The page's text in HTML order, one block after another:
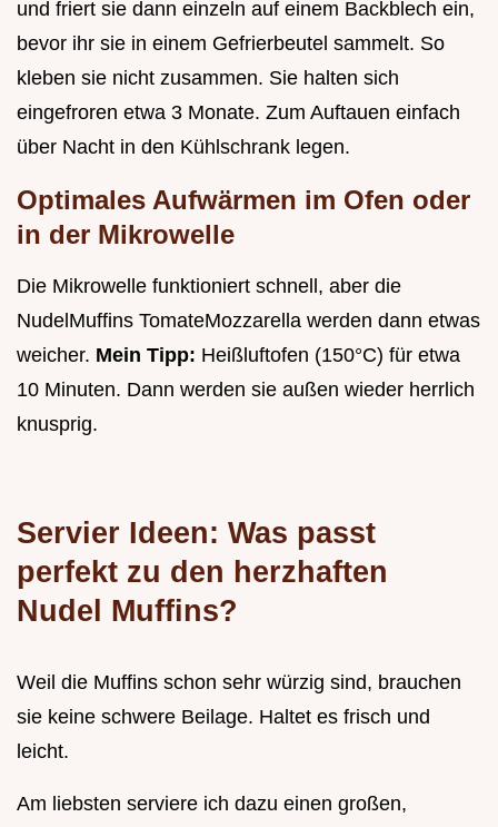
und friert sie dann einzeln auf einem Backblech ein,
bevor ihr sie in einem Gefrierbeutel sammelt. So
kleben sie nicht zusammen. Sie halten sich
eingefroren etwa 3 Monate. Zum Auftauen einfach
über Nacht in den Kühlschrank legen.
Optimales Aufwärmen im Ofen oder
in der Mikrowelle
Die Mikrowelle funktioniert schnell, aber die
NudelMuffins TomateMozzarella werden dann etwas
weicher. Mein Tipp: Heißluftofen (150°C) für etwa
10 Minuten. Dann werden sie außen wieder herrlich
knusprig.
Servier Ideen: Was passt
perfekt zu den herzhaften
Nudel Muffins?
Weil die Muffins schon sehr würzig sind, brauchen
sie keine schwere Beilage. Haltet es frisch und
leicht.
Am liebsten serviere ich dazu einen großen,